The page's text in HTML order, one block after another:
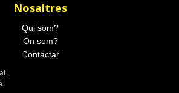
Nosaltres
Qui som?
On som?
Contactar